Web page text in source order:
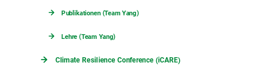
Publikationen (Team Yang)
Lehre (Team Yang)
Climate Resilience Conference (iCARE)